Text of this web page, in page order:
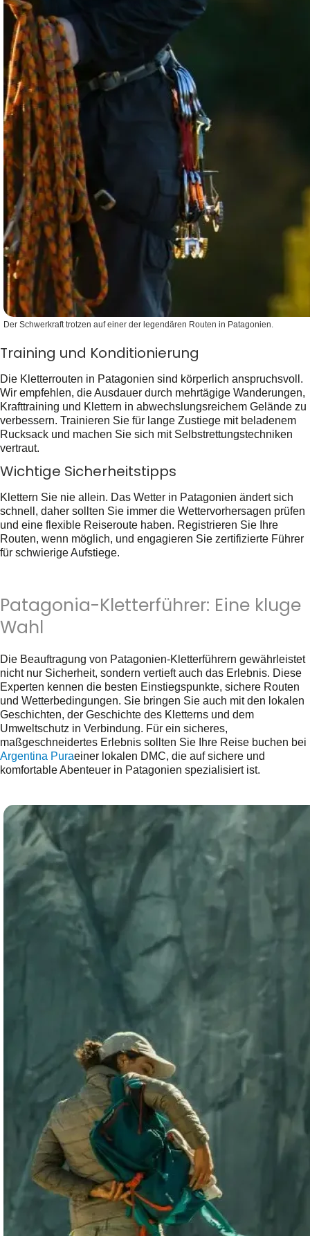
Der Schwerkraft trotzen auf einer der legendären Routen in Patagonien.
Training und Konditionierung
Die Kletterrouten in Patagonien sind körperlich anspruchsvoll.
Wir empfehlen, die Ausdauer durch mehrtägige Wanderungen,
Krafttraining und Klettern in abwechslungsreichem Gelände zu
verbessern. Trainieren Sie für lange Zustiege mit beladenem
Rucksack und machen Sie sich mit Selbstrettungstechniken
vertraut.
Wichtige Sicherheitstipps
Klettern Sie nie allein. Das Wetter in Patagonien ändert sich
schnell, daher sollten Sie immer die Wettervorhersagen prüfen
und eine flexible Reiseroute haben. Registrieren Sie Ihre
Routen, wenn möglich, und engagieren Sie zertifizierte Führer
für schwierige Aufstiege.
Patagonia-Kletterführer: Eine kluge
Wahl
Die Beauftragung von Patagonien-Kletterführern gewährleistet
nicht nur Sicherheit, sondern vertieft auch das Erlebnis. Diese
Experten kennen die besten Einstiegspunkte, sichere Routen
und Wetterbedingungen. Sie bringen Sie auch mit den lokalen
Geschichten, der Geschichte des Kletterns und dem
Umweltschutz in Verbindung. Für ein sicheres,
maßgeschneidertes Erlebnis sollten Sie Ihre Reise buchen bei
Argentina Puraeiner lokalen DMC, die auf sichere und
komfortable Abenteuer in Patagonien spezialisiert ist.